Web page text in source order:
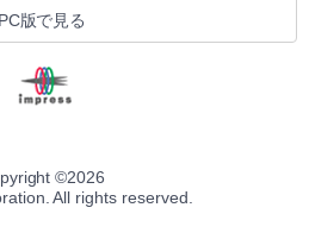
PC版で見る
©2026
All rights reserved.